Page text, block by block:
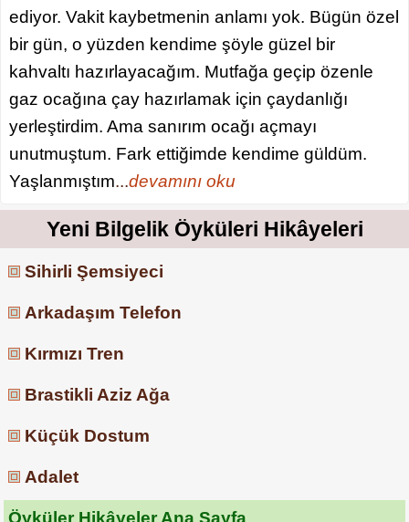
ediyor. Vakit kaybetmenin anlamı yok. Bügün özel
bir gün, o yüzden kendime şöyle güzel bir
kahvaltı hazırlayacağım. Mutfağa geçip özenle
gaz ocağına çay hazırlamak için çaydanlığı
yerleştirdim. Ama sanırım ocağı açmayı
unutmuştum. Fark ettiğimde kendime güldüm.
Yaşlanmıştım...devamını oku
Yeni Bilgelik Öyküleri Hikâyeleri
Sihirli Şemsiyeci
Arkadaşım Telefon
Kırmızı Tren
Brastikli Aziz Ağa
Küçük Dostum
Adalet
Öyküler Hikâyeler Ana Sayfa